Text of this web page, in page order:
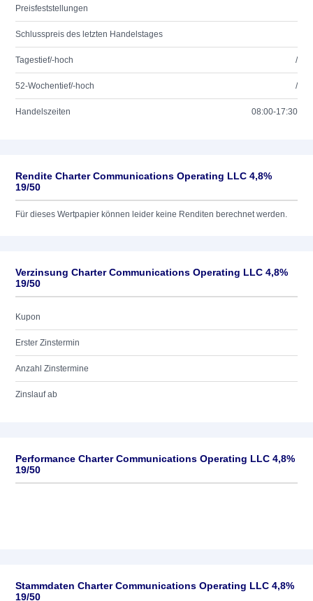
Preisfeststellungen
Schlusspreis des letzten Handelstages
Tagestief/-hoch /
52-Wochentief/-hoch /
Handelszeiten 08:00-17:30
Rendite Charter Communications Operating LLC 4,8%
19/50
Für dieses Wertpapier können leider keine Renditen berechnet werden.
Verzinsung Charter Communications Operating LLC 4,8%
19/50
Kupon
Erster Zinstermin
Anzahl Zinstermine
Zinslauf ab
Performance Charter Communications Operating LLC 4,8%
19/50
Stammdaten Charter Communications Operating LLC 4,8%
19/50